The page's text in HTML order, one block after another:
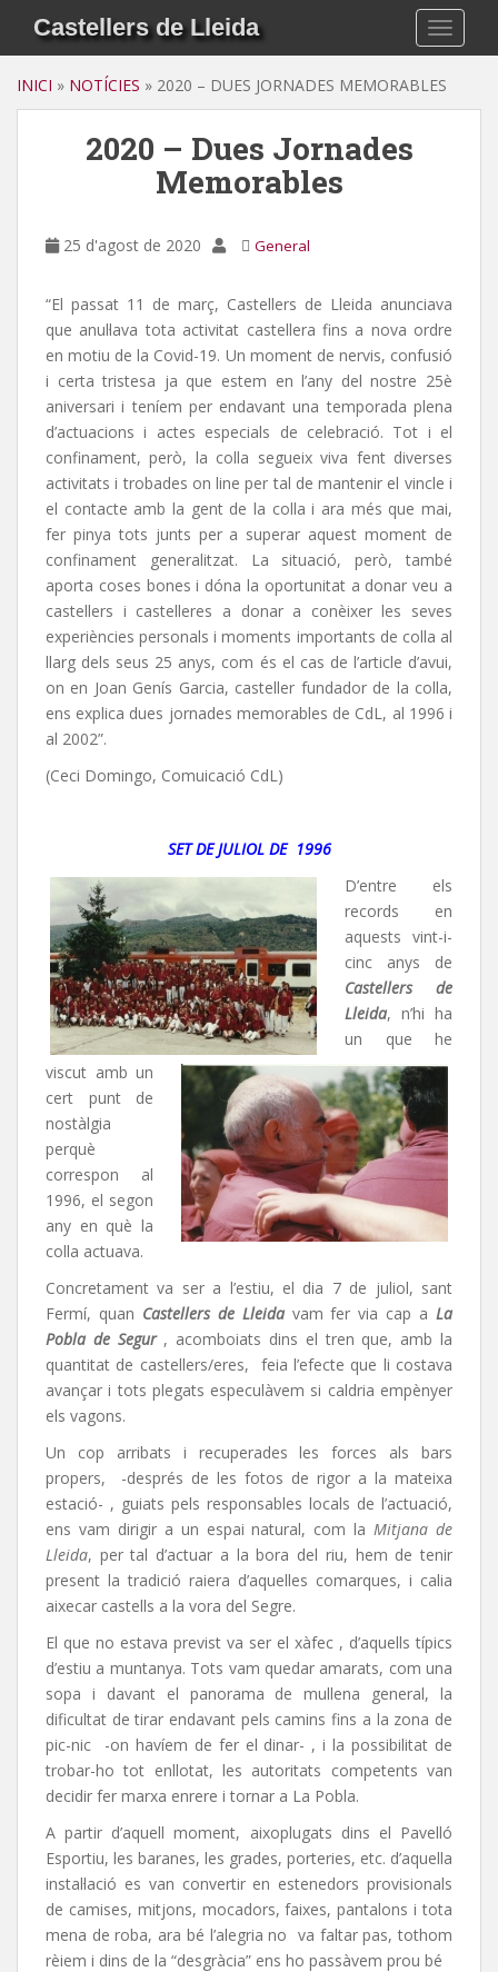
i
Castellers de Lleida
INICI » NOTÍCIES » 2020 – DUES JORNADES MEMORABLES
2020 – Dues Jornades
Memorables
25 d'agost de 2020 General
“El passat 11 de març, Castellers de Lleida anunciava
que anul·lava tota activitat castellera fins a nova ordre
en motiu de la Covid-19. Un moment de nervis, confusió
i certa tristesa ja que estem en l’any del nostre 25è
aniversari i teníem per endavant una temporada plena
d’actuacions i actes especials de celebració. Tot i el
confinament, però, la colla segueix viva fent diverses
activitats i trobades on line per tal de mantenir el vincle i
el contacte amb la gent de la colla i ara més que mai,
fer pinya tots junts per a superar aquest moment de
confinament generalitzat. La situació, però, també
aporta coses bones i dóna la oportunitat a donar veu a
castellers i castelleres a donar a conèixer les seves
experiències personals i moments importants de colla al
llarg dels seus 25 anys, com és el cas de l’article d’avui,
on en Joan Genís Garcia, casteller fundador de la colla,
ens explica dues jornades memorables de CdL, al 1996 i
al 2002”.
(Ceci Domingo, Comuicació CdL)
SET DE JULIOL DE 1996
D’entre els
records en
aquests vint-i-
cinc anys de
Castellers de
Lleida, n’hi ha
un que he
viscut amb un
cert punt de
nostàlgia
perquè
correspon al
1996, el segon
any en què la
colla actuava.
Concretament va ser a l’estiu, el dia 7 de juliol, sant
Fermí, quan Castellers de Lleidavam fer via cap aLa
Pobla de Segur, acomboiats dins el tren que, amb la
quantitat de castellers/eres, feia l’efecte que li costava
avançar i tots plegats especulàvem si caldria empènyer
els vagons.
Un cop arribats i recuperades les forces als bars
propers, -després de les fotos de rigor a la mateixa
estació- , guiats pels responsables locals de l’actuació,
ens vam dirigir a un espai natural, com laMitjana de
Lleida, per tal d’actuar a la bora del riu, hem de tenir
present la tradició raiera d’aquelles comarques, i calia
aixecar castells a la vora del Segre.
El que no estava previst va ser el xàfec , d’aquells típics
d’estiu a muntanya. Tots vam quedar amarats, com una
sopa i davant el panorama de mullena general, la
dificultat de tirar endavant pels camins fins a la zona de
pic-nic -on havíem de fer el dinar- , i la possibilitat de
trobar-ho tot enllotat, les autoritats competents van
decidir fer marxa enrere i tornar a La Pobla.
A partir d’aquell moment, aixoplugats dins el Pavelló
Esportiu, les baranes, les grades, porteries, etc. d’aquella
instal·lació es van convertir en estenedors provisionals
de camises, mitjons, mocadors, faixes, pantalons i tota
mena de roba, ara bé l’alegria no va faltar pas, tothom
rèiem i dins de la “desgràcia” ens ho passàvem prou bé